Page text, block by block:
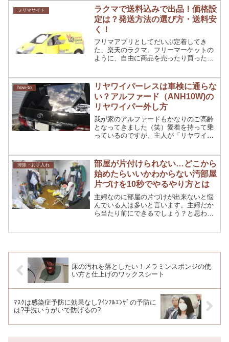
ほどです。そんな時、いつもイラっとす
るのが、ゆで卵の殻がきれ...
フリマサイト
ラクマで送料込みで出品！価格設
定は？発送方法の選び方・送料安
く！
フリマアプリとしてだいぶ定着してき
た、楽天のラクマ。フリーマーケットの
ように、自由に商品を売ったり買ったり
いでしょうか？家庭で不要となったもの
を出品し、購入者がいればラ...
how-to
リヤワイパーレスは車検に通らな
い？アルファード（ANH10W)の
リヤワイパー外し方
我が家のアルファードもかなりのご高齢
となってきました（笑）愛着を持って乗
っているのですが、主人が「リヤワイパ
も大丈夫？今回はリヤワイパーを外すだ
けではなくて、モーターも取り外しまし
たので写真付きでどうぞ。
掃除・お手入れ
部屋が片付けられない…どこから
始めたらいいかわからない汚部屋
片づけを10秒でやるやり方とは
主婦なのに部屋の片づけが出来ないと悩
んでいる人は多いと言います。主婦だか
ら当たり前にできるでしょう？と思われ
床の汚れを落としたい！メラミンスポンジの使
い方と仕上げのワックスシート
ﾏｽｸは感染症予防に効果なし?ｲﾝﾌﾙｴﾝｻﾞの予防に
は?手洗いうがいで防げるの?